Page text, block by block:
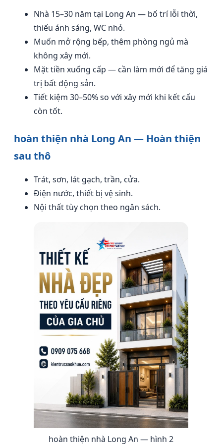
Nhà 15–30 năm tại Long An — bố trí lỗi thời,
thiếu ánh sáng, WC nhỏ.
Muốn mở rộng bếp, thêm phòng ngủ mà
không xây mới.
Mặt tiền xuống cấp — cần làm mới để tăng giá
trị bất động sản.
Tiết kiệm 30–50% so với xây mới khi kết cấu
còn tốt.
hoàn thiện nhà Long An — Hoàn thiện
sau thô
Trát, sơn, lát gạch, trần, cửa.
Điện nước, thiết bị vệ sinh.
Nội thất tùy chọn theo ngân sách.
hoàn thiện nhà Long An — hình 2